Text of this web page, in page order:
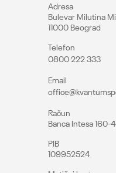
Adresa
Bulevar Milutina
11000 Beograd
Telefon
0800 222 333
Email
Račun
Banca Intesa 160-
PIB
109952524